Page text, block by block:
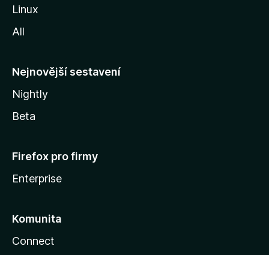
l
y
Linux
All
Nejnovější sestavení
Nightly
Beta
Firefox pro firmy
Enterprise
Komunita
Connect